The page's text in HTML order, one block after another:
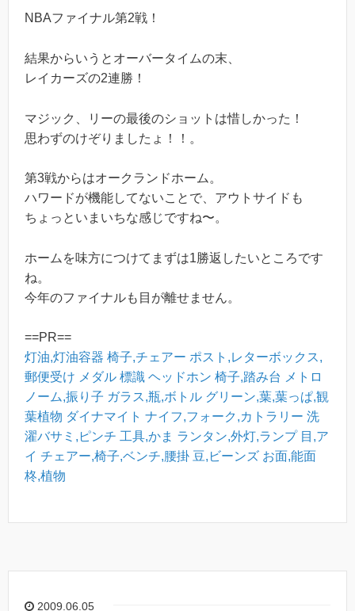
NBAファイナル第2戦！
結果からいうとオーバータイムの末、
レイカーズの2連勝！
マジック、リーの最後のショットは惜しかった！
思わずのけぞりましたょ！！。
第3戦からはオークランドホーム。
ハワードが機能してないことで、アウトサイドも
ちょっといまいちな感じですね〜。
ホームを味方につけてまずは1勝返したいところです
ね。
今年のファイナルも目が離せません。
==PR==
灯油,灯油容器 椅子,チェアー ポスト,レターボックス,
郵便受け メダル 標識 ヘッドホン 椅子,踏み台 メトロ
ノーム,振り子 ガラス,瓶,ボトル グリーン,葉,葉っぱ,観
葉植物 ダイナマイト ナイフ,フォーク,カトラリー 洗
濯バサミ,ピンチ 工具,かま ランタン,外灯,ランプ 目,ア
イ チェアー,椅子,ベンチ,腰掛 豆,ビーンズ お面,能面
柊,植物
2009.06.05